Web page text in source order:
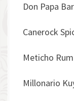
Don Papa
Canerock
Meticho
Millonario